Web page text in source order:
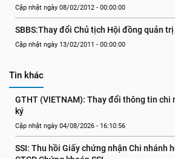
Cập nhật ngày 08/02/2012 - 00:00:00
SBBS:Thay đổi Chủ tịch Hội đồng quản trị
Cập nhật ngày 13/02/2011 - 00:00:00
Tin khác
GTHT (VIETNAM): Thay đổi thông tin chi
ký
Cập nhật ngày 04/08/2026 - 16:10:56
SSI: Thu hồi Giấy chứng nhận Chi nhánh